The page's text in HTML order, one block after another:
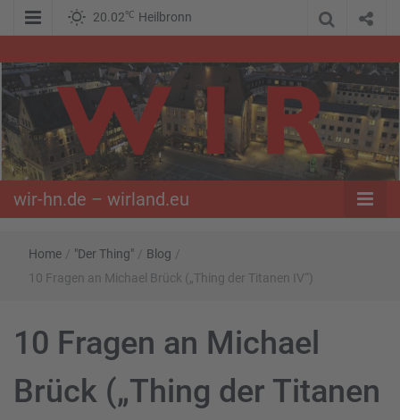
20.02℃ Heilbronn
wir-hn.de –
wirland.eu
wir-hn.de – wirland.eu
Home / "Der Thing" / Blog /
10 Fragen an Michael Brück („Thing der Titanen IV“)
10 Fragen an Michael
Brück („Thing der Titanen